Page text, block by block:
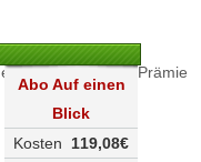
Abo Auf einen
Blick
119,08€
Kosten